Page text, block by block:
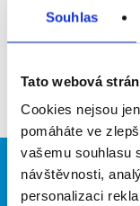
Souhlas
Tato webová
Cookies nejsou
pomáháte ve
vašemu souhlasu
návštěvnosti,
personalizaci
Zpět
Brigádníci